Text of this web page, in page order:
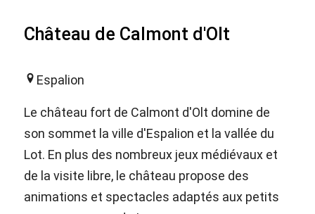
Château de Calmont d'Olt
Espalion
Le château fort de Calmont d'Olt domine de
son sommet la ville d'Espalion et la vallée du
Lot. En plus des nombreux jeux médiévaux et
de la visite libre, le château propose des
animations et spectacles adaptés aux petits